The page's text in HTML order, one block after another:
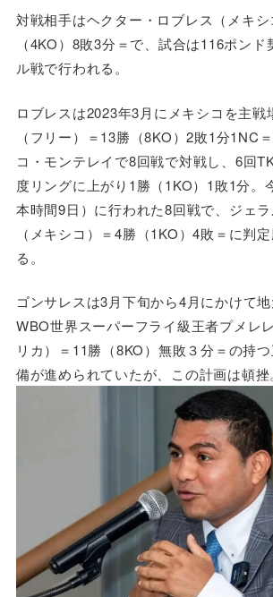
対戦相手はヘクター・ロブレス（メキ
（4KO）8敗3分＝で、試合は116ポンド
ル戦で行われる。
ロブレスは2023年3月にメキシコを主戦
（フリー）＝13勝（8KO）2敗1分1NC
コ・モンテレイで8回戦で対戦し、6回
度リングに上がり1勝（1KO）1敗1分。
本時間9日）に行われた8回戦で、ジェ
（メキシコ）＝4勝（1KO）4敗＝に判
る。
ゴンサレスは3月下旬から4月にかけて地
WBO世界スーパーフライ級王者プメレ
リカ）＝11勝（8KO）無敗３分＝の持
備が進められていたが、この計画は頓挫